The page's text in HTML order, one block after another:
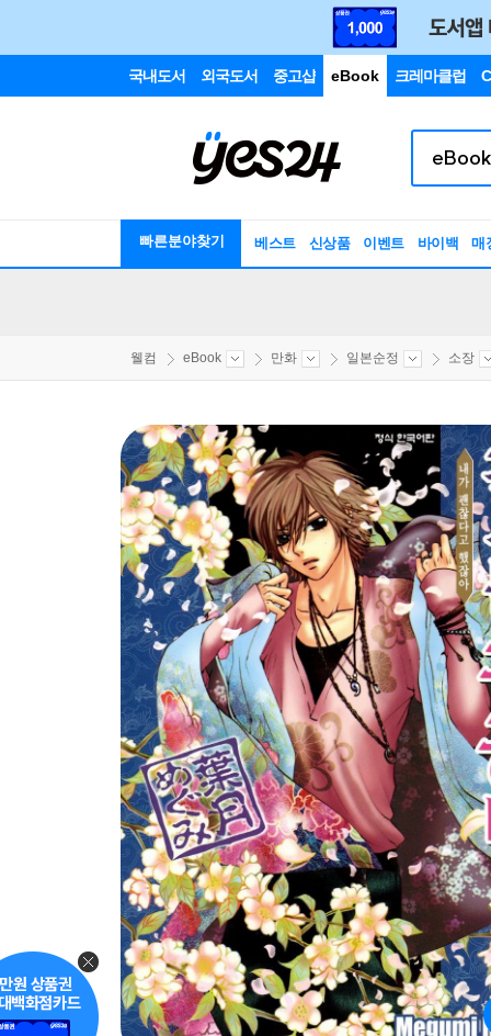
국내도서 외국도서 중고샵 eBook 크레마클럽
빠른분야찾기 베스트 신상품 이벤트 바이백 매
웰컴 eBook 만화 일본순정 소장